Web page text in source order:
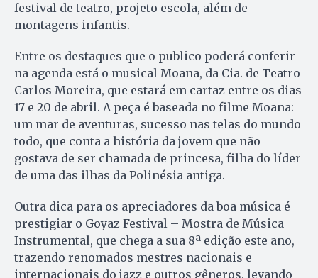
festival de teatro, projeto escola, além de
montagens infantis.
Entre os destaques que o publico poderá conferir
na agenda está o musical Moana, da Cia. de Teatro
Carlos Moreira, que estará em cartaz entre os dias
17 e 20 de abril. A peça é baseada no filme Moana:
um mar de aventuras, sucesso nas telas do mundo
todo, que conta a história da jovem que não
gostava de ser chamada de princesa, filha do líder
de uma das ilhas da Polinésia antiga.
Outra dica para os apreciadores da boa música é
prestigiar o Goyaz Festival – Mostra de Música
Instrumental, que chega a sua 8ª edição este ano,
trazendo renomados mestres nacionais e
internacionais do jazz e outros gêneros, levando